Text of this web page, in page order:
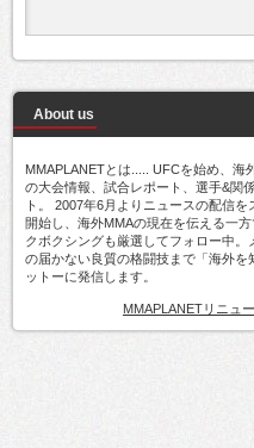
About us
MMAPLANETとは..... UFCを始め、海
の大会情報、試合レポート、選手&関
ト。 2007年6月よりニュースの配信
開始し、海外MMAの現在を伝える一
クボクシングも厳選してフォロー中
の届かない良質の格闘技まで「海外
ットーに発信します。
MMAPLANETリニュ